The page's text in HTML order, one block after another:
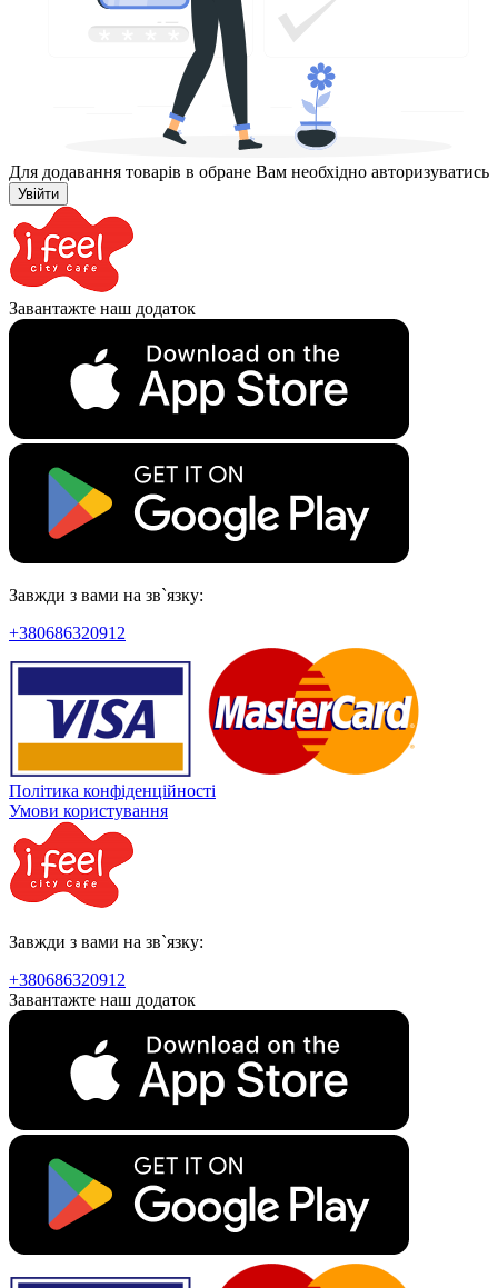
Для додавання товарів в обране Вам необхідно авторизуватись
Увійти
Завантажте наш додаток
Завжди з вами на зв`язку:
+380686320912
Політика конфіденційності
Умови користування
Завжди з вами на зв`язку:
+380686320912
Завантажте наш додаток